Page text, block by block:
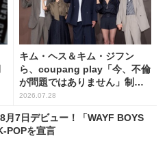
キム・ヘス＆キム・ジフン
ら、coupang play「今、不倫
が問題ではありません」制作
発表会に出席！(PHOTO15枚)
2026.07.28
月7日デビュー！「WAYF BOYS
POPを宣言